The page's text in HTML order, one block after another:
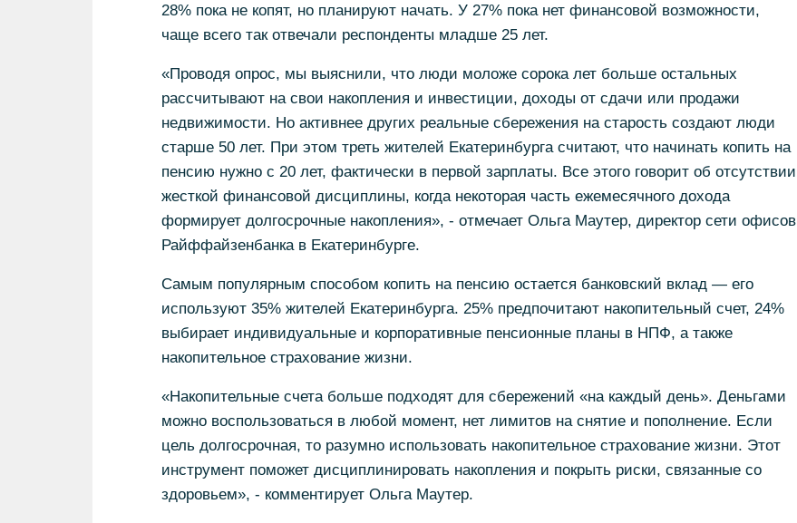
28% пока не копят, но планируют начать. У 27% пока нет финансовой возможности,
чаще всего так отвечали респонденты младше 25 лет.
«Проводя опрос, мы выяснили, что люди моложе сорока лет больше остальных
рассчитывают на свои накопления и инвестиции, доходы от сдачи или продажи
недвижимости. Но активнее других реальные сбережения на старость создают люди
старше 50 лет. При этом треть жителей Екатеринбурга считают, что начинать копить на
пенсию нужно с 20 лет, фактически в первой зарплаты. Все этого говорит об отсутствии
жесткой финансовой дисциплины, когда некоторая часть ежемесячного дохода
формирует долгосрочные накопления», - отмечает Ольга Маутер, директор сети офисов
Райффайзенбанка в Екатеринбурге.
Самым популярным способом копить на пенсию остается банковский вклад — его
используют 35% жителей Екатеринбурга. 25% предпочитают накопительный счет, 24%
выбирает индивидуальные и корпоративные пенсионные планы в НПФ, а также
накопительное страхование жизни.
«Накопительные счета больше подходят для сбережений «на каждый день». Деньгами
можно воспользоваться в любой момент, нет лимитов на снятие и пополнение. Если
цель долгосрочная, то разумно использовать накопительное страхование жизни. Этот
инструмент поможет дисциплинировать накопления и покрыть риски, связанные со
здоровьем», - комментирует Ольга Маутер.